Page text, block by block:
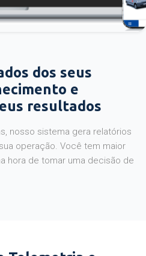
dos seus
e
resultados
nosso sistema gera relatórios
operação. Você tem maior
hora de tomar uma decisão de